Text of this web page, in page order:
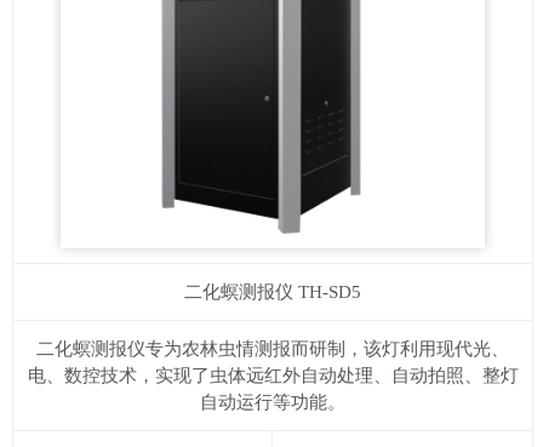
二化螟测报仪 TH-SD5
二化螟测报仪专为农林虫情测报而研制，该灯利用现代光、
电、数控技术，实现了虫体远红外自动处理、自动拍照、整灯
自动运行等功能。